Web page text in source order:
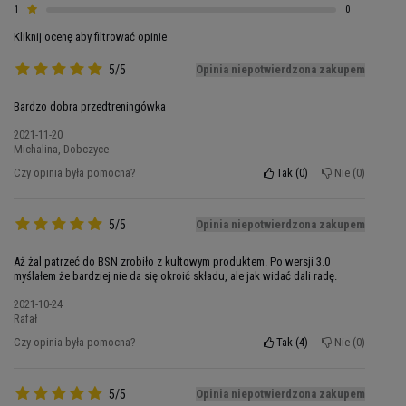
wykorzystać każdą minutę spędzoną na siłowni.
Beta-alanina pomoże Ci wytrwać dłużej niż
czy walczysz z ciężarami na siłowni, czy
wykonujesz sporty wytrzymałościowe. Suplement
przedtreningowy BSN zawiera również cytrulinę,
cholinę, piperynę oraz cenne witaminy i minerały,
między innymi niacynę oraz cynk.
Każdy z tych
składników dostarczy Ci przed treningiem
stale pokonywać bariery i przekraczać granice
1
0
Kliknij ocenę aby filtrować opinie
5/5 Opinia niepotwierdzona zakupem
Bardzo dobra przedtreningówka
2021-11-20
Michalina, Dobczyce
Czy opinia była pomocna?
Tak 0 Nie 0
5/5 Opinia niepotwierdzona zakupem
Aż żal patrzeć do BSN zrobiło z kultowym produktem. Po wersji 3.0
myślałem że bardziej nie da się okroić składu, ale jak widać dali radę.
2021-10-24
Rafał
Czy opinia była pomocna?
Tak 4 Nie 0
5/5 Opinia niepotwierdzona zakupem